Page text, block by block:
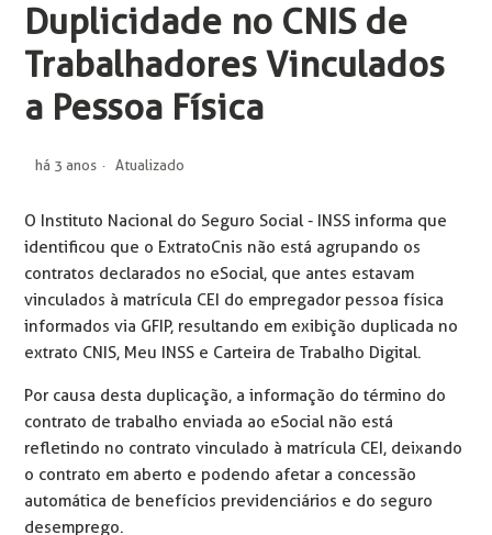
Duplicidade no CNIS de
Trabalhadores Vinculados
a Pessoa Física
há 3 anos Atualizado
O Instituto Nacional do Seguro Social - INSS informa que
identificou que o ExtratoCnis não está agrupando os
contratos declarados no eSocial, que antes estavam
vinculados à matrícula CEI do empregador pessoa física
informados via GFIP, resultando em exibição duplicada no
extrato CNIS, Meu INSS e Carteira de Trabalho Digital.
Por causa desta duplicação, a informação do término do
contrato de trabalho enviada ao eSocial não está
refletindo no contrato vinculado à matrícula CEI, deixando
o contrato em aberto e podendo afetar a concessão
automática de benefícios previdenciários e do seguro
desemprego.